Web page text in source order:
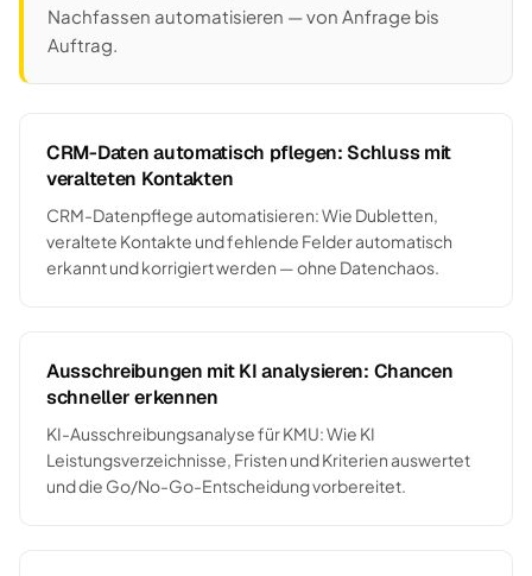
Nachfassen automatisieren — von Anfrage bis
Auftrag.
CRM-Daten automatisch pflegen: Schluss mit
veralteten Kontakten
CRM-Datenpflege automatisieren: Wie Dubletten,
veraltete Kontakte und fehlende Felder automatisch
erkannt und korrigiert werden — ohne Datenchaos.
Ausschreibungen mit KI analysieren: Chancen
schneller erkennen
KI-Ausschreibungsanalyse für KMU: Wie KI
Leistungsverzeichnisse, Fristen und Kriterien auswertet
und die Go/No-Go-Entscheidung vorbereitet.